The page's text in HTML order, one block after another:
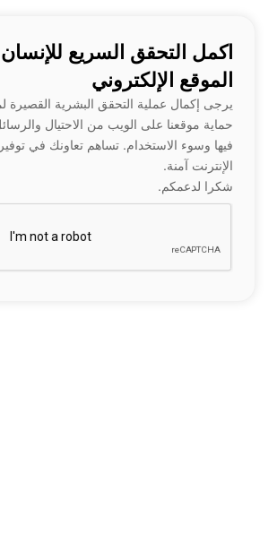
اكمل التحقق السريع
الموقع الإلكتروني
يرجى إكمال عملية التحقق البشرية القصيرة
حماية موقعنا على الويب من الاحتيال
فيها وسوء الاستخدام. تساهم تعاونك في
الإنترنت آمنة.
شكرا لدعمكم.